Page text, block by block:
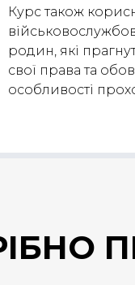
Курс також
родин, які
свої права та
особливості